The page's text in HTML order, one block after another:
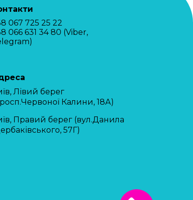
067 725 25 22
066 631 34 80 (Viber,
Лівий берег
Калини, 18А)
Правий берег (вул.Данила
57Г)